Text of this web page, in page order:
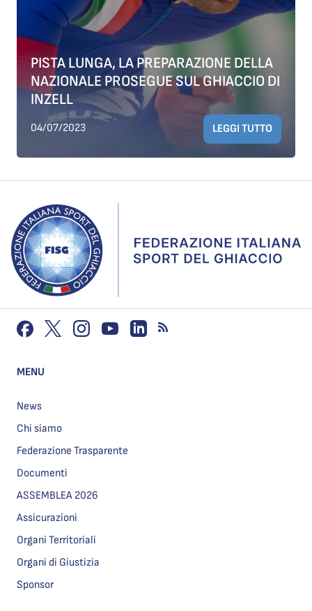
PISTA LUNGA, LA PREPARAZIONE DELLA
NAZIONALE PROSEGUE SUL GHIACCIO DI
INZELL
04/07/2023 LEGGI TUTTO
MENU
News
Chi siamo
Federazione Trasparente
Documenti
ASSEMBLEA 2026
Assicurazioni
Organi Territoriali
Organi di Giustizia
Sponsor